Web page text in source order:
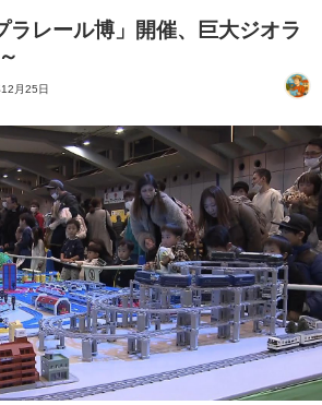
ラレール博」開催、巨大ジオラ
月25日